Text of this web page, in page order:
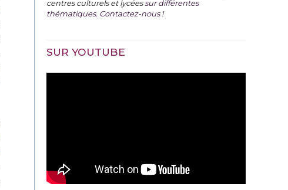
centres culturels et lycéessur différentes
thématiques. Contactez-nous !
SUR YOUTUBE